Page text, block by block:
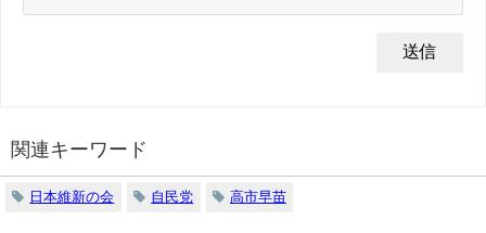
関連キーワード
日本維新の会 自民党 高市早苗